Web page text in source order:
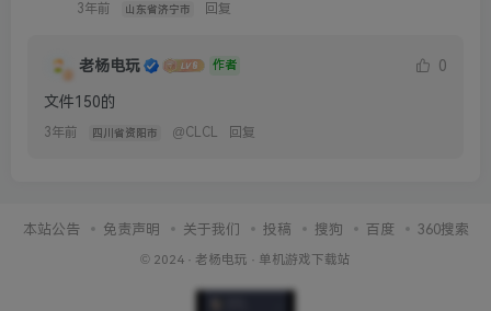
3年前 山东省济宁市 回复
老杨电玩 作者 0
文件150的
3年前 四川省资阳市 @CLCL 回复
本站公告 免责声明 关于我们 投稿 搜狗 百度 360搜索
© 2024 · 老杨电玩 · 单机游戏下载站